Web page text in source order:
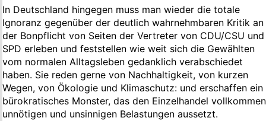
In Deutschland hingegen muss man wieder die totale
Ignoranz gegenüber der deutlich wahrnehmbaren Kritik an
der Bonpflicht von Seiten der Vertreter von CDU/CSU und
SPD erleben und feststellen wie weit sich die Gewählten
vom normalen Alltagsleben gedanklich verabschiedet
haben. Sie reden gerne von Nachhaltigkeit, von kurzen
Wegen, von Ökologie und Klimaschutz: und erschaffen ein
bürokratisches Monster, das den Einzelhandel vollkommen
unnötigen und unsinnigen Belastungen aussetzt.